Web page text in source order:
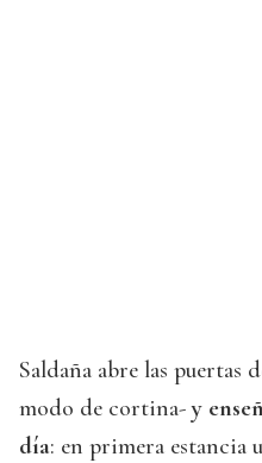
Saldaña abre las puertas
modo de cortina-y
día: en primera estancia